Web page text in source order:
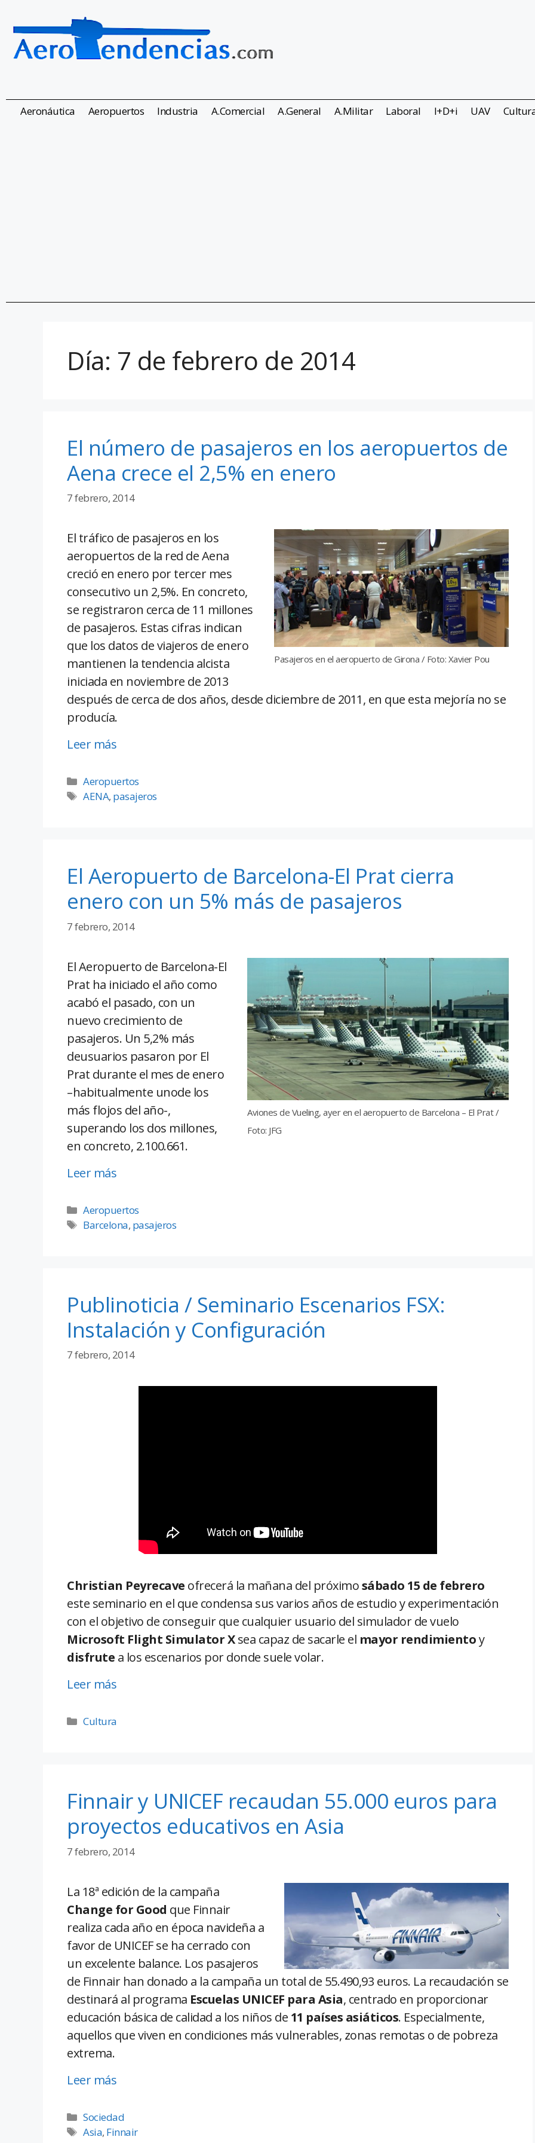
Aeronáutica Aeropuertos Industria A.Comercial A.General A.Militar Laboral I+D+i UAV
Día: 7 de febrero de 2014
El número de pasajeros en los aeropuertos de
Aena crece el 2,5% en enero
7 febrero, 2014
Pasajeros en el aeropuerto de Girona / Foto: Xavier Pou
El tráfico de pasajeros en los
aeropuertos de la red de Aena
creció en enero por tercer mes
consecutivo un 2,5%. En concreto,
se registraron cerca de 11 millones
de pasajeros. Estas cifras indican
que los datos de viajeros de enero
mantienen la tendencia alcista
iniciada en noviembre de 2013
después de cerca de dos años, desde diciembre de 2011, en que esta mejoría no se
producía.
Leer más
Aeropuertos
AENA, pasajeros
El Aeropuerto de Barcelona-El Prat cierra
enero con un 5% más de pasajeros
7 febrero, 2014
Aviones de Vueling, ayer en el aeropuerto de Barcelona – El Prat /
Foto: JFG
El Aeropuerto de Barcelona-El
Prat ha iniciado el año como
acabó el pasado, con un
nuevo crecimiento de
pasajeros. Un 5,2% más
deusuarios pasaron por El
Prat durante el mes de enero
–habitualmente unode los
más flojos del año-,
superando los dos millones,
en concreto, 2.100.661.
Leer más
Aeropuertos
Barcelona, pasajeros
Publinoticia / Seminario Escenarios FSX:
Instalación y Configuración
7 febrero, 2014
Christian Peyrecave ofrecerá la mañana del próximosábado 15 de febrero
este seminario en el que condensa sus varios años de estudio y experimentación
con el objetivo de conseguir que cualquier usuario del simulador de vuelo
Microsoft Flight Simulator Xsea capaz de sacarle el mayor rendimientoy
disfrute a los escenarios por donde suele volar.
Leer más
Cultura
Finnair y UNICEF recaudan 55.000 euros para
proyectos educativos en Asia
7 febrero, 2014
La 18ª edición de la campaña
Change for Good que Finnair
realiza cada año en época navideña a
favor de UNICEF se ha cerrado con
un excelente balance. Los pasajeros
de Finnair han donado a la campaña un total de 55.490,93 euros. La recaudación se
destinará al programa Escuelas UNICEF para Asia, centrado en proporcionar
educación básica de calidad a los niños de 11 países asiáticos. Especialmente,
aquellos que viven en condiciones más vulnerables, zonas remotas o de pobreza
extrema.
Leer más
Sociedad
Asia, Finnair